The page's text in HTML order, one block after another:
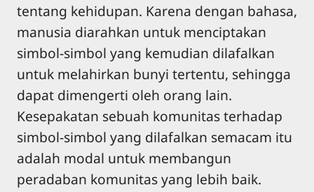
tentang kehidupan. Karena dengan bahasa,
manusia diarahkan untuk menciptakan
simbol-simbol yang kemudian dilafalkan
untuk melahirkan bunyi tertentu, sehingga
dapat dimengerti oleh orang lain.
Kesepakatan sebuah komunitas terhadap
simbol-simbol yang dilafalkan semacam itu
adalah modal untuk membangun
peradaban komunitas yang lebih baik.